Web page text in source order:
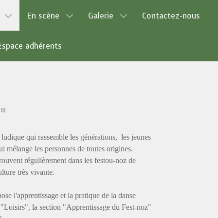
En scène Galerie Contactez-nous
adhérents
qui rassemble les générations, les jeunes
mélange les personnes de toutes origines.
régulièrement dans les festou-noz de
très vivante.
l'apprentissage et la pratique de la danse
la section "Apprentissage du Fest-noz"